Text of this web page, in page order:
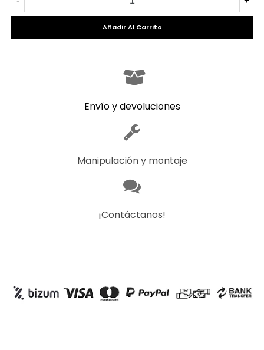
Añadir Al Carrito
Envío y devoluciones
Manipulación y montaje
¡Contáctanos!